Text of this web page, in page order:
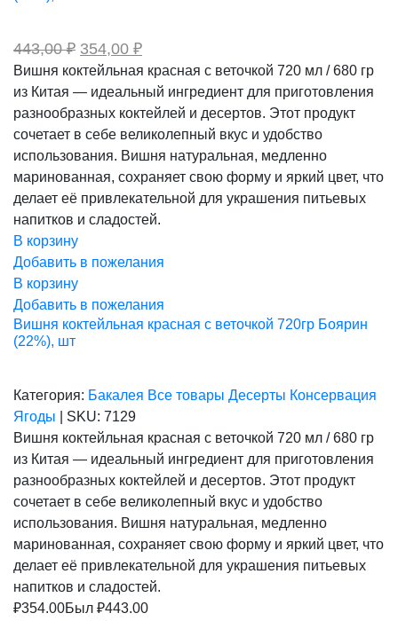
443,00₽ Первоначальная
цена
составляла
443,00 ₽.
354,00 ₽Текущая
354,00 ₽.
Вишня коктейльная красная с веточкой 720 мл / 680 гр
из Китая — идеальный ингредиент для приготовления
разнообразных коктейлей и десертов. Этот продукт
сочетает в себе великолепный вкус и удобство
использования. Вишня натуральная, медленно
маринованная, сохраняет свою форму и яркий цвет, что
делает её привлекательной для украшения питьевых
напитков и сладостей.
В корзину
Добавить в пожелания
В корзину
Добавить в пожелания
Вишня коктейльная красная с веточкой 720гр Боярин
(22%), шт
Категория: Бакалея Все товары Десерты Консервация
Ягоды
SKU: 7129
Вишня коктейльная красная с веточкой 720 мл / 680 гр
из Китая — идеальный ингредиент для приготовления
разнообразных коктейлей и десертов. Этот продукт
сочетает в себе великолепный вкус и удобство
использования. Вишня натуральная, медленно
маринованная, сохраняет свою форму и яркий цвет, что
делает её привлекательной для украшения питьевых
напитков и сладостей.
₽354.00Был ₽443.00